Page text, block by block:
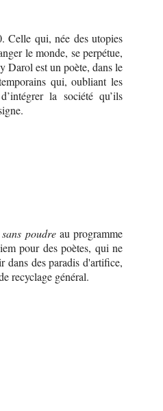
Celle qui, née des utopies
le monde, se perpétue,
Darol est un poète, dans le
qui, oubliant les
la société qu’ils
poudre au programme
pour des poètes, qui ne
dans des paradis d'artifice,
recyclage général.